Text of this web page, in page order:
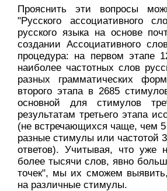
Прояснить эти вопросы
"Русского ассоциативного
русского языка на основе
создании Ассоциативного
процедура: на первом этапе
наиболее частотных слов
разных грамматических
второго этапа в 2685
основной для стимулов
результатам третьего этапа
(не встречающихся чаще, чем 5
разные стимулы или частотой
ответов). Учитывая, что уже
более тысячи слов, явно
точек", мы их сможем
на различные стимулы.